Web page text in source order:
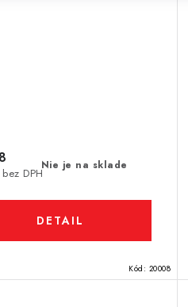
Nie je na sklade
DPH
DETAIL
Kód: 20008